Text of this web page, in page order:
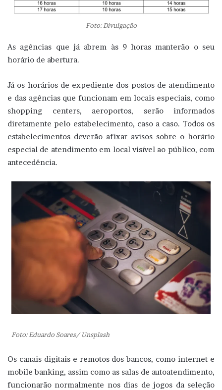
Foto: Divulgação
As agências que já abrem às 9 horas manterão o seu
horário de abertura.
Já os horários de expediente dos postos de atendimento
e das agências que funcionam em locais especiais, como
shopping centers, aeroportos, serão informados
diretamente pelo estabelecimento, caso a caso. Todos os
estabelecimentos deverão afixar avisos sobre o horário
especial de atendimento em local visível ao público, com
antecedência.
Foto: Eduardo Soares/ Unsplash
Os canais digitais e remotos dos bancos, como internet e
mobile banking, assim como as salas de autoatendimento,
funcionarão normalmente nos dias de jogos da seleção